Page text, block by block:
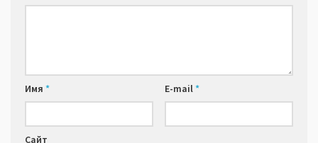
Имя * E-mail*
Сайт